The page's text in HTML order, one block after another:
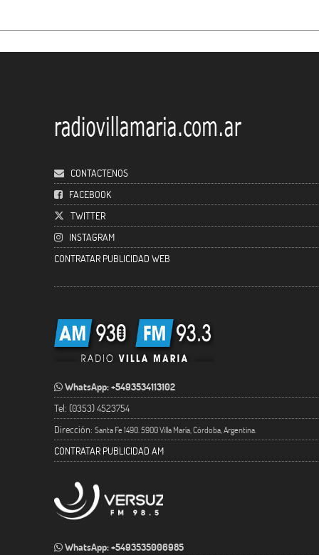
CONTACTENOS
FACEBOOK
TWITTER
INSTAGRAM
CONTRATAR PUBLICIDAD WEB
WhatsApp: +5493534113102
Tel: (0353) 4523754
Dirección: Santa Fe 1490. 5900 Villa María, Córdoba, Argentina.
CONTRATAR PUBLICIDAD AM
WhatsApp: +5493535006985